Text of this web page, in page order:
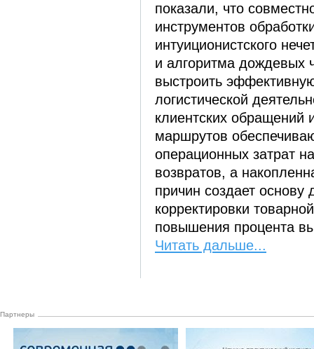
показали, что
инструментов
интуиционистского
и алгоритма дождевых
выстроить
логистической
клиентских обращений
маршрутов
операционных затрат
возвратов, а
причин создает основу
корректировки
повышения процента
Читать дальше...
Партнеры